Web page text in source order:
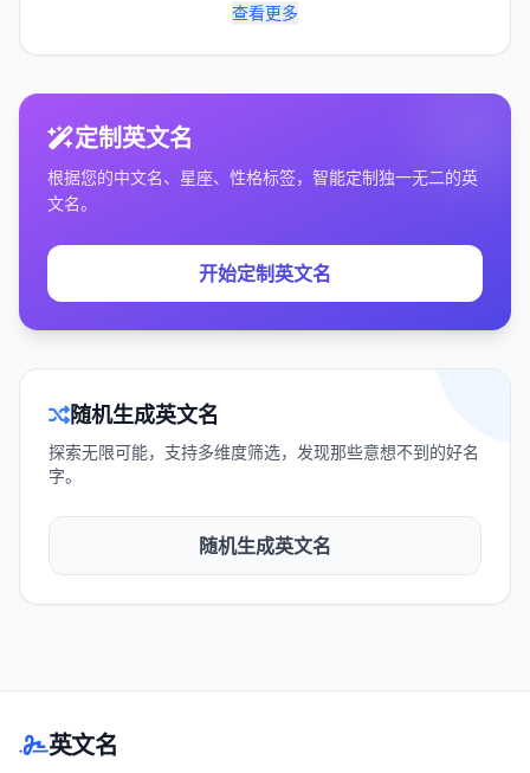
查看更多
定制英文名
根据您的中文名、星座、性格标签，智能定制独一无二的英
文名。
开始定制英文名
随机生成英文名
探索无限可能，支持多维度筛选，发现那些意想不到的好名
字。
随机生成英文名
英文名